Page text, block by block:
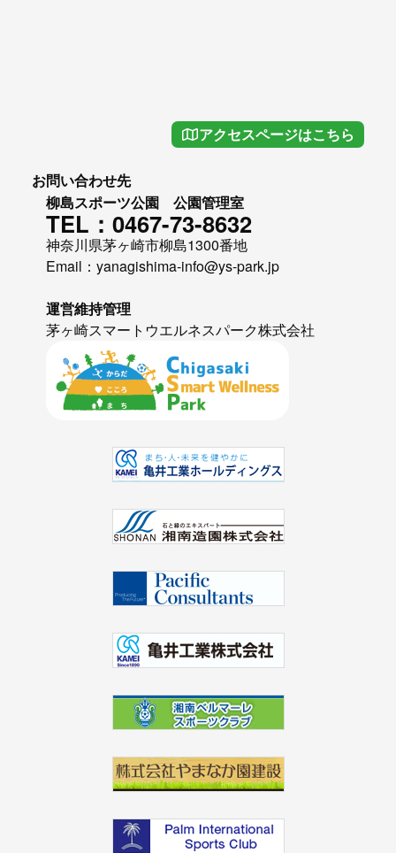
アクセスページはこちら
お問い合わせ先
柳島スポーツ公園 公園管理室
TEL：0467-73-8632
神奈川県茅ヶ崎市柳島1300番地
Email：yanagishima-info@ys-park.jp
運営維持管理
茅ヶ崎スマートウエルネスパーク株式会社